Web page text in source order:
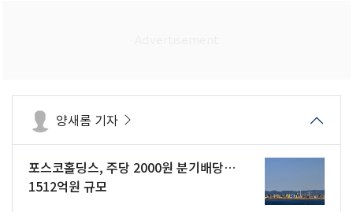
양새롬 기자
포스코홀딩스, 주당 2000원 분기배당…
1512억원 규모